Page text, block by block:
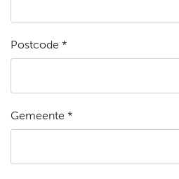
Postcode *
Gemeente *